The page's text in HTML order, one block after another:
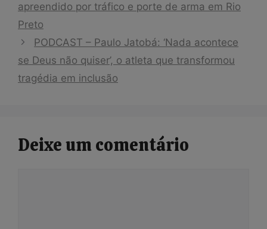
apreendido por tráfico e porte de arma em Rio
Preto
PODCAST – Paulo Jatobá: ‘Nada acontece
se Deus não quiser’, o atleta que transformou
tragédia em inclusão
Deixe um comentário